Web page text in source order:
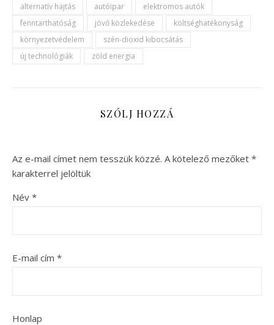
alternatív hajtás autóipar
elektromos autók
fenntarthatóság
jövő közlekedése
költséghatékonyság
környezetvédelem
szén-dioxid kibocsátás
új technológiák
zöld energia
SZÓLJ HOZZÁ
Az e-mail címet nem tesszük közzé. A kötelező mezőket *
karakterrel jelöltük
Név *
E-mail cím *
Honlap